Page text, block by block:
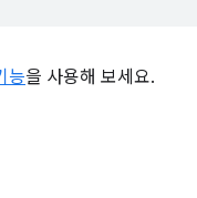
능을 사용해 보세요.